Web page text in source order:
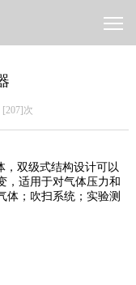
[207]次
，双级式结构设计可以
，适用于对气体压力和
体；吹扫系统；实验测